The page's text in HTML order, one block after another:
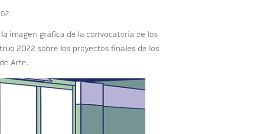
imagen gráfica de la convocatoria de los
2022 sobre los proyectos finales de los
Arte.